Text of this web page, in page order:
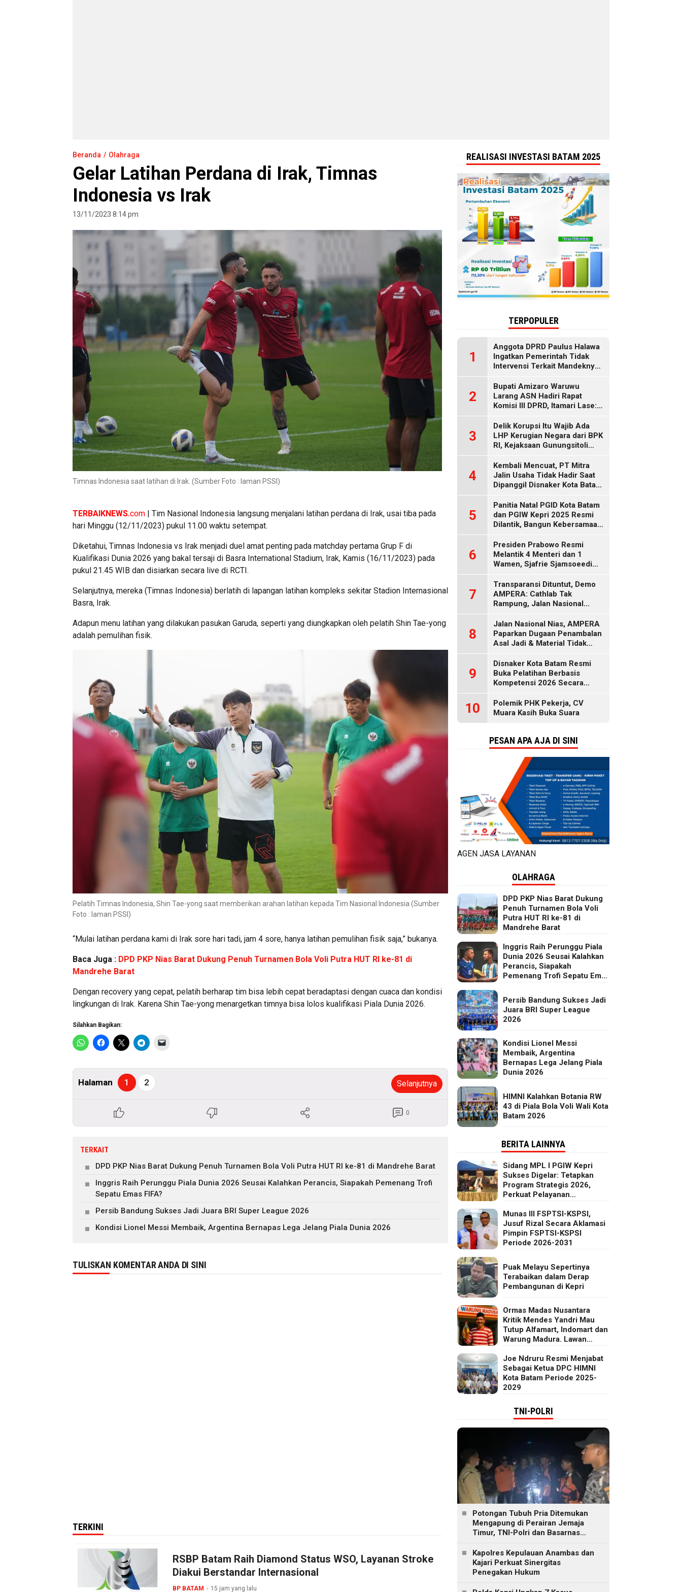
Beranda Olahraga
Gelar Latihan Perdana di Irak, Timnas
Indonesia vs Irak
13/11/2023 8:14 pm
Timnas Indonesia saat latihan di Irak. (Sumber Foto : laman PSSI)
TERBAIKNEWS.com | Tim Nasional Indonesia langsung menjalani latihan perdana di Irak, usai tiba pada
hari Minggu (12/11/2023) pukul 11.00 waktu setempat.
Diketahui, Timnas Indonesia vs Irak menjadi duel amat penting pada matchday pertama Grup F di
Kualifikasi Dunia 2026 yang bakal tersaji di Basra International Stadium, Irak, Kamis (16/11/2023) pada
pukul 21.45 WIB dan disiarkan secara live di RCTI.
Selanjutnya, mereka (Timnas Indonesia) berlatih di lapangan latihan kompleks sekitar Stadion Internasional
Basra, Irak.
Adapun menu latihan yang dilakukan pasukan Garuda, seperti yang diungkapkan oleh pelatih Shin Tae-yong
adalah pemulihan fisik.
Pelatih Timnas Indonesia, Shin Tae-yong saat memberikan arahan latihan kepada Tim Nasional Indonesia (Sumber
Foto : laman PSSI)
“Mulai latihan perdana kami di Irak sore hari tadi, jam 4 sore, hanya latihan pemulihan fisik saja,” bukanya.
Baca Juga : DPD PKP Nias Barat Dukung Penuh Turnamen Bola Voli Putra HUT RI ke-81 di
Mandrehe Barat
Dengan recovery yang cepat, pelatih berharap tim bisa lebih cepat beradaptasi dengan cuaca dan kondisi
lingkungan di Irak. Karena Shin Tae-yong menargetkan timnya bisa lolos kualifikasi Piala Dunia 2026.
Silahkan Bagikan:
Halaman 1 2 Selanjutnya
0
TERKAIT
DPD PKP Nias Barat Dukung Penuh Turnamen Bola Voli Putra HUT RI ke-81 di Mandrehe Barat
Inggris Raih Perunggu Piala Dunia 2026 Seusai Kalahkan Perancis, Siapakah Pemenang Trofi
Sepatu Emas FIFA?
Persib Bandung Sukses Jadi Juara BRI Super League 2026
Kondisi Lionel Messi Membaik, Argentina Bernapas Lega Jelang Piala Dunia 2026
TULISKAN KOMENTAR ANDA DI SINI
TERKINI
RSBP Batam Raih Diamond Status WSO, Layanan Stroke
Diakui Berstandar Internasional
BP BATAM 15 jam yang lalu
REALISASI INVESTASI BATAM 2025
TERPOPULER
1
Anggota DPRD Paulus Halawa
Ingatkan Pemerintah Tidak
Intervensi Terkait Mandeknya
2
Bupati Amizaro Waruwu
Larang ASN Hadiri Rapat
Komisi III DPRD, Itamari Lase:
Parliament
3
Delik Korupsi Itu Wajib Ada
LHP Kerugian Negara dari BPK
RI, Kejaksaan Gunungsitoli
4
Kembali Mencuat, PT Mitra
Jalin Usaha Tidak Hadir Saat
Dipanggil Disnaker Kota Batam
5
Panitia Natal PGID Kota Batam
dan PGIW Kepri 2025 Resmi
Dilantik, Bangun Kebersamaan
Oikumenis
6
Presiden Prabowo Resmi
Melantik 4 Menteri dan 1
Wamen, Sjafrie Sjamsoeedi
Gantikan Budi Gunawan
7
Transparansi Dituntut, Demo
AMPERA: Cathlab Tak
Rampung, Jalan Nasional
8
Jalan Nasional Nias, AMPERA
Paparkan Dugaan Penambalan
Asal Jadi & Material Tidak
9
Disnaker Kota Batam Resmi
Buka Pelatihan Berbasis
Kompetensi 2026 Secara
10
Polemik PHK Pekerja, CV
Muara Kasih Buka Suara
PESAN APA AJA DI SINI
AGEN JASA LAYANAN
OLAHRAGA
DPD PKP Nias Barat Dukung
Penuh Turnamen Bola Voli
Putra HUT RI ke-81 di
Mandrehe Barat
Inggris Raih Perunggu Piala
Dunia 2026 Seusai Kalahkan
Perancis, Siapakah
Pemenang Trofi Sepatu Emas
Persib Bandung Sukses Jadi
Juara BRI Super League
2026
Kondisi Lionel Messi
Membaik, Argentina
Bernapas Lega Jelang Piala
Dunia 2026
HIMNI Kalahkan Botania RW
43 di Piala Bola Voli Wali Kota
Batam 2026
BERITA LAINNYA
Sidang MPL I PGIW Kepri
Sukses Digelar: Tetapkan
Program Strategis 2026,
Perkuat Pelayanan
Sosial
Munas III FSPTSI-KSPSI,
Jusuf Rizal Secara Aklamasi
Pimpin FSPTSI-KSPSI
Periode 2026-2031
Puak Melayu Sepertinya
Terabaikan dalam Derap
Pembangunan di Kepri
Ormas Madas Nusantara
Kritik Mendes Yandri Mau
Tutup Alfamart, Indomart dan
Warung Madura. Lawan
Joe Ndruru Resmi Menjabat
Sebagai Ketua DPC HIMNI
Kota Batam Periode 2025-
2029
TNI-POLRI
Potongan Tubuh Pria Ditemukan
Mengapung di Perairan Jemaja
Timur, TNI-Polri dan Basarnas
Kapolres Kepulauan Anambas dan
Kajari Perkuat Sinergitas
Penegakan Hukum